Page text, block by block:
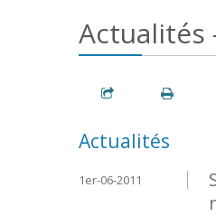
Actualités
Actualités
1er-06-2011